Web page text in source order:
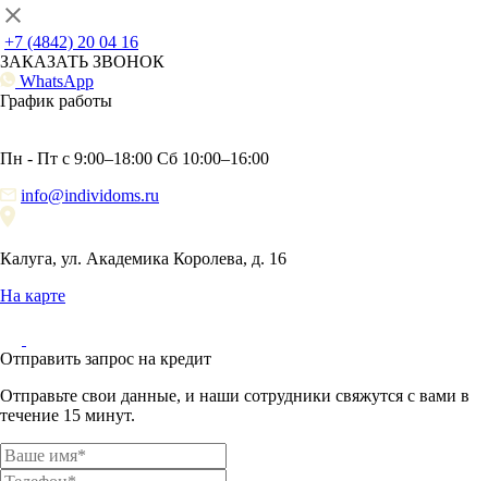
+7 (4842) 20 04 16
ЗАКАЗАТЬ ЗВОНОК
WhatsApp
График работы
Пн - Пт с 9:00–18:00 Сб 10:00–16:00
info@individoms.ru
Калуга, ул. Академика Королева, д. 16
На карте
Отправить запрос на кредит
Отправьте свои данные, и наши сотрудники свяжутся с вами в
течение 15 минут.